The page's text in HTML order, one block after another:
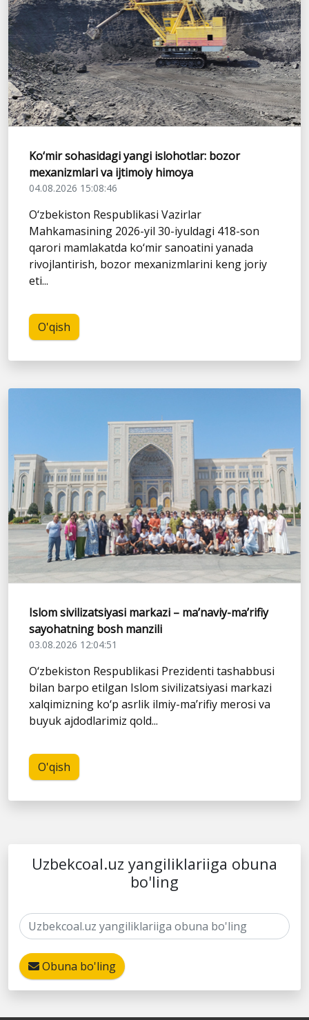
Ko‘mir sohasidagi yangi islohotlar: bozor
mexanizmlari va ijtimoiy himoya
04.08.2026 15:08:46
O‘zbekiston Respublikasi Vazirlar
Mahkamasining 2026-yil 30-iyuldagi 418-son
qarori mamlakatda ko‘mir sanoatini yanada
rivojlantirish, bozor mexanizmlarini keng joriy
eti...
O'qish
Islom sivilizatsiyasi markazi – ma’naviy-ma’rifiy
sayohatning bosh manzili
03.08.2026 12:04:51
O‘zbekiston Respublikasi Prezidenti tashabbusi
bilan barpo etilgan Islom sivilizatsiyasi markazi
xalqimizning ko‘p asrlik ilmiy-ma’rifiy merosi va
buyuk ajdodlarimiz qold...
O'qish
Uzbekcoal.uz yangiliklariiga obuna
bo'ling
Obuna bo'ling